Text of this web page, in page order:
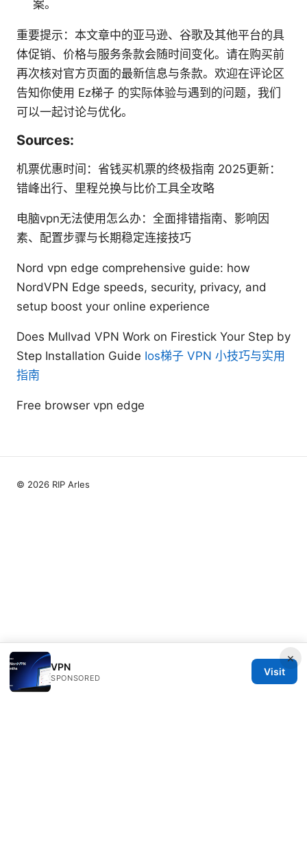
案。
重要提示：本文章中的亚马逊、谷歌及其他平台的具
体促销、价格与服务条款会随时间变化。请在购买前
再次核对官方页面的最新信息与条款。欢迎在评论区
告知你使用 Ez梯子 的实际体验与遇到的问题，我们
可以一起讨论与优化。
Sources:
机票优惠时间：省钱买机票的终极指南 2025更新：
错峰出行、里程兑换与比价工具全攻略
电脑vpn无法使用怎么办：全面排错指南、影响因
素、配置步骤与长期稳定连接技巧
Nord vpn edge comprehensive guide: how
NordVPN Edge speeds, security, privacy, and
setup boost your online experience
Does Mullvad VPN Work on Firestick Your Step by
Step Installation Guide Ios梯子 VPN 小技巧与实用
指南
Free browser vpn edge
×
VPN
SPONSORED
Visit
© 2026 RIP Arles